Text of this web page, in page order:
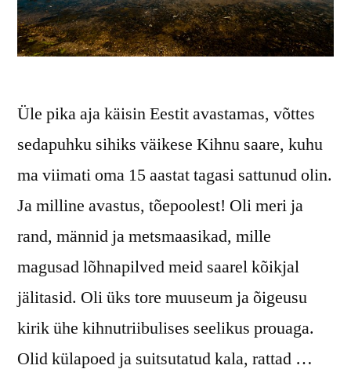
Üle pika aja käisin Eestit avastamas, võttes
sedapuhku sihiks väikese Kihnu saare, kuhu
ma viimati oma 15 aastat tagasi sattunud olin.
Ja milline avastus, tõepoolest! Oli meri ja
rand, männid ja metsmaasikad, mille
magusad lõhnapilved meid saarel kõikjal
jälitasid. Oli üks tore muuseum ja õigeusu
kirik ühe kihnutriibulises seelikus prouaga.
Olid külapoed ja suitsutatud kala, rattad …